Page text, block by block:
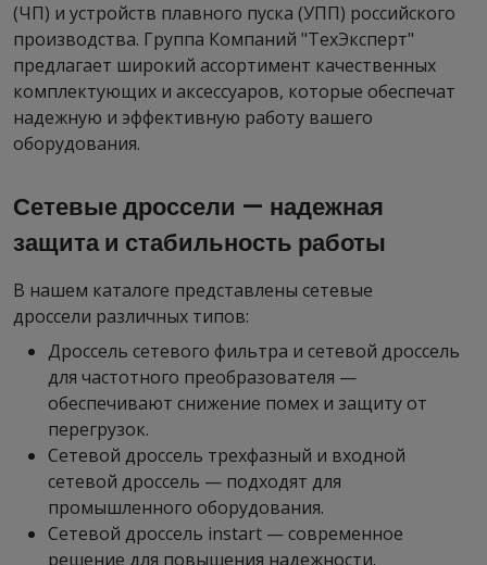
(ЧП) и устройств плавного пуска (УПП) российского
производства. Группа Компаний "ТехЭксперт"
предлагает широкий ассортимент качественных
комплектующих и аксессуаров, которые обеспечат
надежную и эффективную работу вашего
оборудования.
Сетевые дроссели — надежная
защита и стабильность работы
В нашем каталоге представлены сетевые
дроссели различных типов:
Дроссель сетевого фильтра и сетевой дроссель
для частотного преобразователя —
обеспечивают снижение помех и защиту от
перегрузок.
Сетевой дроссель трехфазный и входной
сетевой дроссель — подходят для
промышленного оборудования.
Сетевой дроссель instart — современное
решение для повышения надежности.